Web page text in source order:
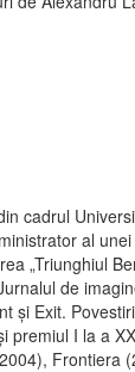
cadrul
al
„Triunghiul
de
şi Exit.
I la a
Frontiera